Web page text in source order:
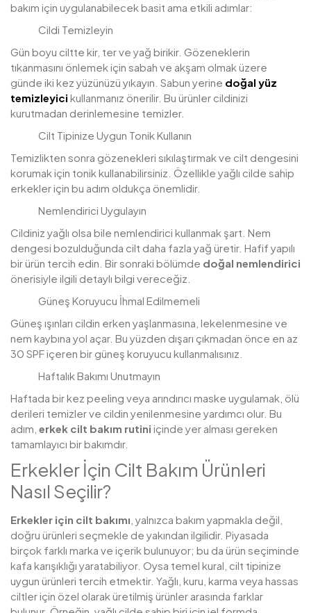
bakım için uygulanabilecek basit ama etkili adımlar:
Cildi Temizleyin
Gün boyu ciltte kir, ter ve yağ birikir. Gözeneklerin
tıkanmasını önlemek için sabah ve akşam olmak üzere
günde iki kez yüzünüzü yıkayın. Sabun yerine doğal yüz
temizleyici kullanmanız önerilir. Bu ürünler cildinizi
kurutmadan derinlemesine temizler.
Cilt Tipinize Uygun Tonik Kullanın
Temizlikten sonra gözenekleri sıkılaştırmak ve cilt dengesini
korumak için tonik kullanabilirsiniz. Özellikle yağlı cilde sahip
erkekler için bu adım oldukça önemlidir.
Nemlendirici Uygulayın
Cildiniz yağlı olsa bile nemlendirici kullanmak şart. Nem
dengesi bozulduğunda cilt daha fazla yağ üretir. Hafif yapılı
bir ürün tercih edin. Bir sonraki bölümde doğal nemlendirici
önerisiyle ilgili detaylı bilgi vereceğiz.
Güneş Koruyucu İhmal Edilmemeli
Güneş ışınları cildin erken yaşlanmasına, lekelenmesine ve
nem kaybına yol açar. Bu yüzden dışarı çıkmadan önce en az
30 SPF içeren bir güneş koruyucu kullanmalısınız.
Haftalık Bakımı Unutmayın
Haftada bir kez peeling veya arındırıcı maske uygulamak, ölü
derileri temizler ve cildin yenilenmesine yardımcı olur. Bu
adım, erkek cilt bakım rutini içinde yer alması gereken
tamamlayıcı bir bakımdır.
Erkekler İçin Cilt Bakım Ürünleri
Nasıl Seçilir?
Erkekler için cilt bakımı , yalnızca bakım yapmakla değil,
doğru ürünleri seçmekle de yakından ilgilidir. Piyasada
birçok farklı marka ve içerik bulunuyor; bu da ürün seçiminde
kafa karışıklığı yaratabiliyor. Oysa temel kural, cilt tipinize
uygun ürünleri tercih etmektir. Yağlı, kuru, karma veya hassas
ciltler için özel olarak üretilmiş ürünler arasında farklar